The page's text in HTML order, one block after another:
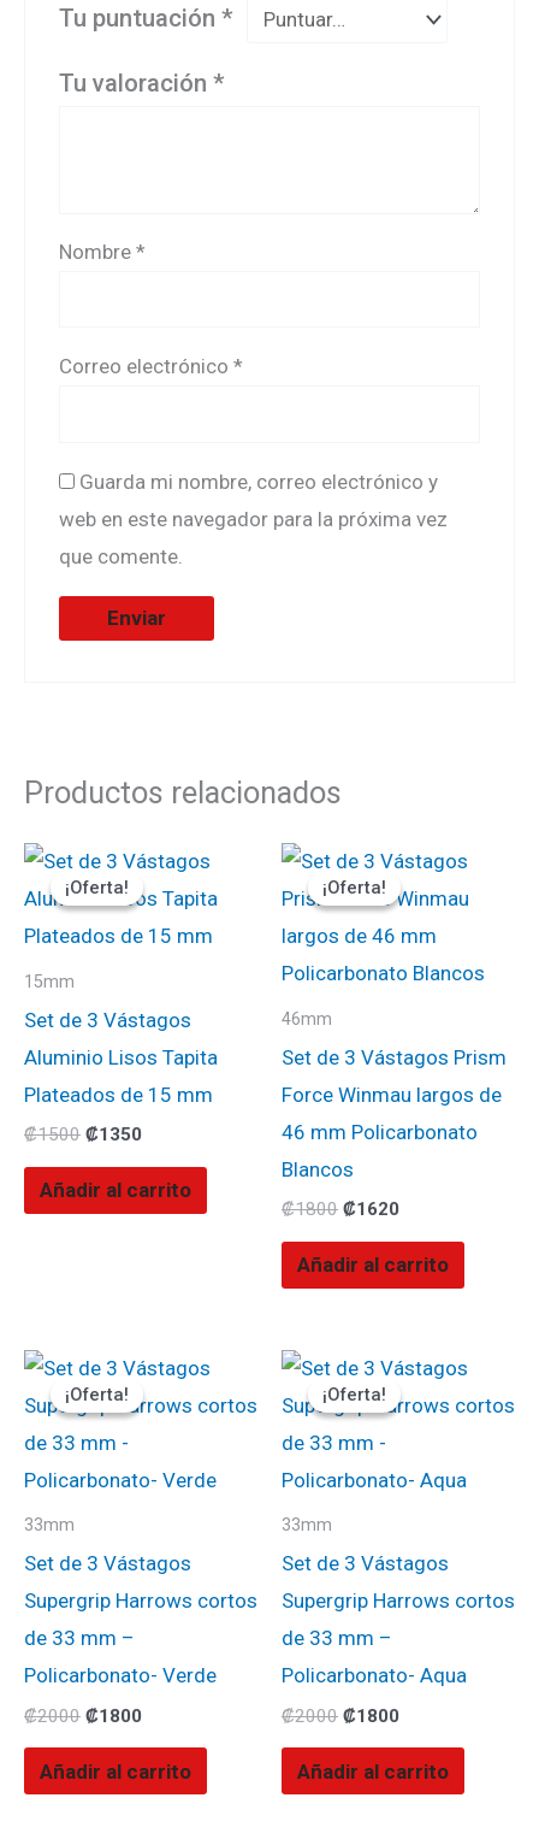
Tu puntuación*
Tu valoración*
Nombre*
Correo electrónico*
Guarda mi nombre, correo electrónico y
web en este navegador para la próxima vez
que comente.
Productos relacionados
¡Oferta!
¡Oferta!
15mm
Set de 3 Vástagos
Aluminio Lisos Tapita
Plateados de 15 mm
₡1500
El
precio
original
₡1500.
₡1350
El
precio
actual
₡1350.
Añadir al carrito
¡Oferta!
¡Oferta!
46mm
Set de 3 Vástagos Prism
Force Winmau largos de
46 mm Policarbonato
Blancos
₡1800
El
precio
original
₡1800.
₡1620
El
precio
actual
₡1620.
Añadir al carrito
¡Oferta!
¡Oferta!
33mm
Set de 3 Vástagos
Supergrip Harrows cortos
de 33 mm –
Policarbonato- Verde
₡2000
El
precio
original
₡2000.
₡1800
El
precio
actual
Añadir al carrito
¡Oferta!
¡Oferta!
33mm
Set de 3 Vástagos
Supergrip Harrows cortos
de 33 mm –
Policarbonato- Aqua
₡2000
El
precio
original
₡2000.
₡1800
El
precio
actual
Añadir al carrito